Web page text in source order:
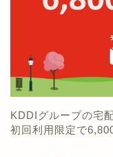
KDDIグループの宅
初回利用限定で